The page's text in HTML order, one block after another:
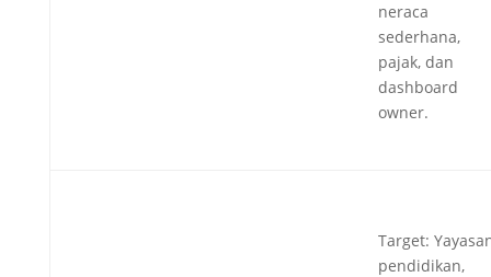
neraca
sederhana,
pajak, dan
dashboard
owner.
Target:
pendidikan,